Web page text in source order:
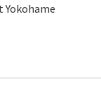
Yokohame